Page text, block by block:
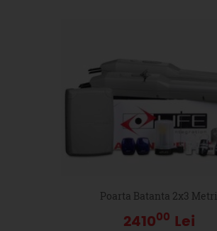
Poarta Batanta 2x3 Metri
241000 Lei